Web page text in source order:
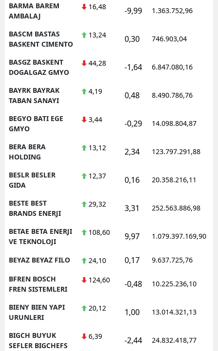
BARMA BAREM
AMBALAJ
16,48 -9,99 1.363.752,96
BASCM BASTAS
BASKENT CIMENTO
13,24 0,30 746.903,04
BASGZ BASKENT
DOGALGAZ GMYO
44,28 -1,64 6.847.080,16
BAYRK BAYRAK
TABAN SANAYI
4,19 0,48 8.490.786,76
BEGYO BATI EGE
GMYO
3,44 -0,29 14.098.804,87
BERA BERA
HOLDING
13,12 2,34 123.797.291,88
BESLR BESLER
GIDA
12,37 0,16 20.358.216,11
BESTE BEST
BRANDS ENERJI
29,32 3,31 252.563.886,98
BETAE BETA ENERJI
VE TEKNOLOJI
108,60 9,97 1.079.397.169,90
BEYAZ BEYAZ FILO 24,10 0,17 9.637.725,76
BFREN BOSCH
FREN SISTEMLERI
124,60 -0,48 10.225.236,10
BIENY BIEN YAPI
URUNLERI
20,12 1,00 13.014.321,13
BIGCH BUYUK
SEFLER BIGCHEFS
6,39 -2,44 24.832.418,77